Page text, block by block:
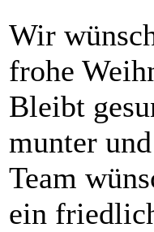
Wir
frohe
Bleibt
munter
Team
ein